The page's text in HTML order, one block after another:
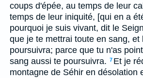
coups d'épée, au temps de leur
temps de leur iniquité, [qui en a
pourquoi je suis vivant, dit le
que je te mettrai toute en sang, et
poursuivra; parce que tu n'as
sang aussi te poursuivra. 7 Et je
montagne de Séhir en désolation